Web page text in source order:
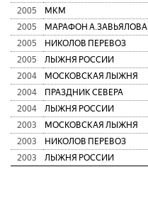
2005
МКМ
2005
МАРАФОН А.ЗАВЬЯЛОВА
2005
НИКОЛОВ ПЕРЕВОЗ
2005
ЛЫЖНЯ РОССИИ
2004
МОСКОВСКАЯ ЛЫЖНЯ
2004
ПРАЗДНИК СЕВЕРА
2004
ЛЫЖНЯ РОССИИ
2003
МОСКОВСКАЯ ЛЫЖНЯ
2003
НИКОЛОВ ПЕРЕВОЗ
2003
ЛЫЖНЯ РОССИИ